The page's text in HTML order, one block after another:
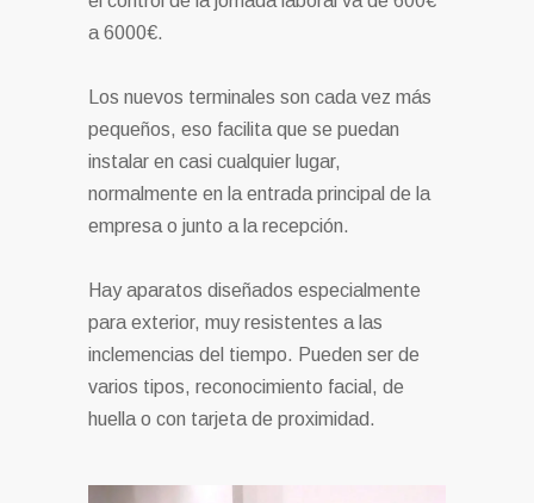
a 6000€.
Los nuevos terminales son cada vez más
pequeños, eso facilita que se puedan
instalar en casi cualquier lugar,
normalmente en la entrada principal de la
empresa o junto a la recepción.
Hay aparatos diseñados especialmente
para exterior, muy resistentes a las
inclemencias del tiempo. Pueden ser de
varios tipos, reconocimiento facial, de
huella o con tarjeta de proximidad.